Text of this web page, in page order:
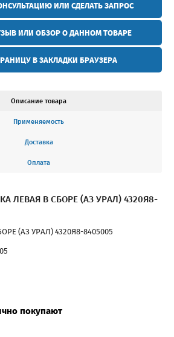
ИЛИ СДЕЛАТЬ ЗАПРОС
ИЛИ ОБЗОР О ДАННОМ ТОВАРЕ
В ЗАКЛАДКИ БРАУЗЕРА
Описание товара
Применяемость
Доставка
Оплата
ЛЕВАЯ В СБОРЕ (АЗ УРАЛ) 4320Я8-
(АЗ УРАЛ) 4320Я8-8405005
покупают